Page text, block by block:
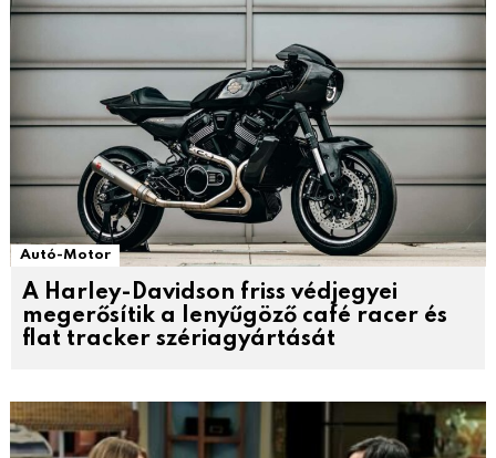
Autó-Motor
A Harley-Davidson friss védjegyei
megerősítik a lenyűgöző café racer és
flat tracker szériagyártását